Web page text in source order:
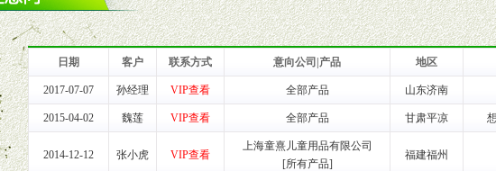
，良好的商业信誉，具备地理区位优势。
益，不得窜货。
能手、专业营养师、儿童营养专家为客户提供包括销售、营养、售后服务等各项专业培
册、妈妈手册、VI手册、专柜、POP终端宣传物料、多样化的促销物品、礼品等。
日期 客户 联系方式 意向公司|产品 地区
2017-07-07 孙经理 VIP查看 全部产品 山东济南
2015-04-02 魏莲 VIP查看 全部产品 甘肃平凉
2014-12-12 张小虎 VIP查看
上海童熹儿童用品有限公司
[所有产品]
福建福州